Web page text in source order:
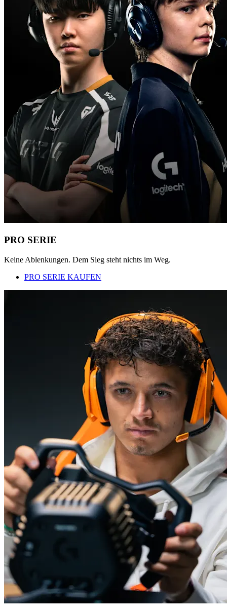
PRO SERIE
Keine Ablenkungen. Dem Sieg steht nichts im Weg.
PRO SERIE KAUFEN